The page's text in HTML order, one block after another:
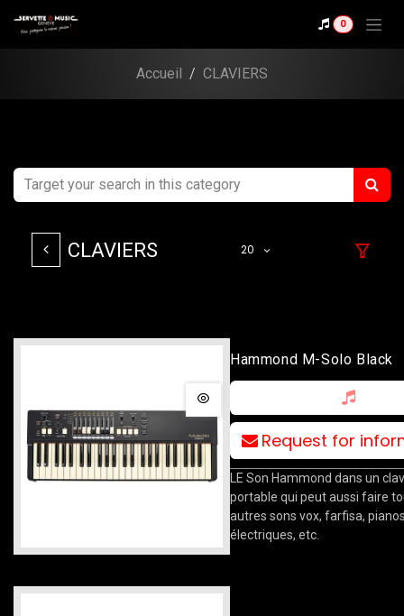
0
Accueil CLAVIERS
CLAVIERS 20
Hammond M-Solo Black
Request for
LE Son Hammond dans un
portable qui peut aussi faire
autres sons vox, farfisa,
électriques, etc.